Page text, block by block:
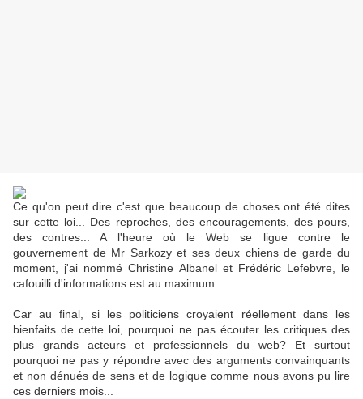
Ce qu'on peut dire c'est que beaucoup de choses ont été dites
sur cette loi... Des reproches, des encouragements, des pours,
des contres... A l'heure où le Web se ligue contre le
gouvernement de Mr Sarkozy et ses deux chiens de garde du
moment, j'ai nommé Christine Albanel et Frédéric Lefebvre, le
cafouilli d'informations est au maximum.
Car au final, si les politiciens croyaient réellement dans les
bienfaits de cette loi, pourquoi ne pas écouter les critiques des
plus grands acteurs et professionnels du web? Et surtout
pourquoi ne pas y répondre avec des arguments convainquants
et non dénués de sens et de logique comme nous avons pu lire
ces derniers mois...